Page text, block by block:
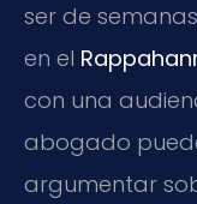
ser de
en el
con una
abogado
argumentar